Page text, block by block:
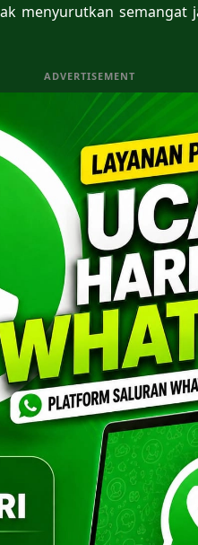
menyurutkan semangat
ADVERTISEMENT